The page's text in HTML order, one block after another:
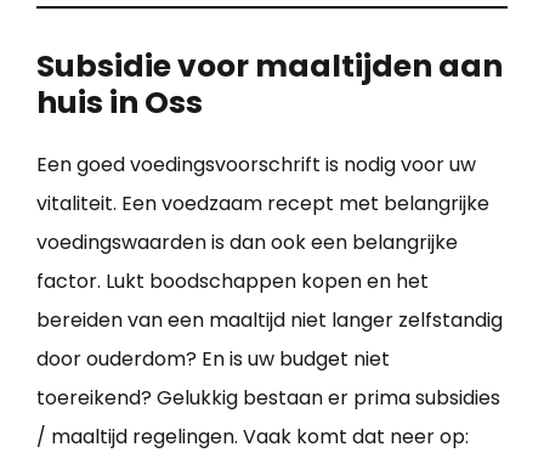
Subsidie voor maaltijden aan
huis in Oss
Een goed voedingsvoorschrift is nodig voor uw
vitaliteit. Een voedzaam recept met belangrijke
voedingswaarden is dan ook een belangrijke
factor. Lukt boodschappen kopen en het
bereiden van een maaltijd niet langer zelfstandig
door ouderdom? En is uw budget niet
toereikend? Gelukkig bestaan er prima subsidies
/ maaltijd regelingen. Vaak komt dat neer op: